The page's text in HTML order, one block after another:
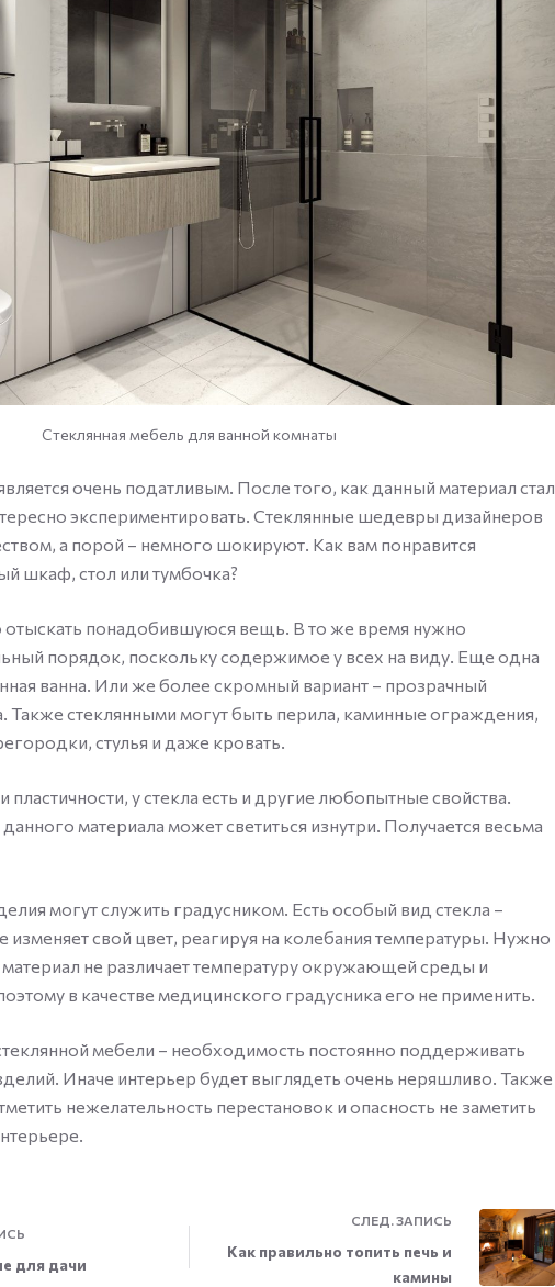
Стеклянная мебель для ванной комнаты
очень податливым. После того, как данный материал стал
экспериментировать. Стеклянные шедевры дизайнеров
а порой – немного шокируют. Как вам понравится
шкаф, стол или тумбочка?
отыскать понадобившуюся вещь. В то же время нужно
порядок, поскольку содержимое у всех на виду. Еще одна
ванна. Или же более скромный вариант – прозрачный
Также стеклянными могут быть перила, каминные ограждения,
стулья и даже кровать.
пластичности, у стекла есть и другие любопытные свойства.
материала может светиться изнутри. Получается весьма
могут служить градусником. Есть особый вид стекла –
изменяет свой цвет, реагируя на колебания температуры. Нужно
не различает температуру окружающей среды и
в качестве медицинского градусника его не применить.
мебели – необходимость постоянно поддерживать
Иначе интерьер будет выглядеть очень неряшливо. Также
нежелательность перестановок и опасность не заметить
для дачи
СЛЕД.ЗАПИСЬ
Как правильно топить печь и
камины